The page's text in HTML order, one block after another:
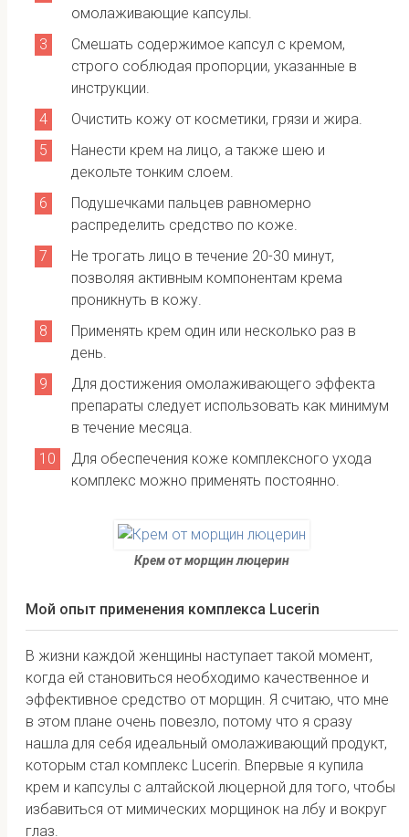
омолаживающие капсулы.
Смешать содержимое капсул с кремом,
строго соблюдая пропорции, указанные в
инструкции.
Очистить кожу от косметики, грязи и жира.
Нанести крем на лицо, а также шею и
декольте тонким слоем.
Подушечками пальцев равномерно
распределить средство по коже.
Не трогать лицо в течение 20-30 минут,
позволяя активным компонентам крема
проникнуть в кожу.
Применять крем один или несколько раз в
день.
Для достижения омолаживающего эффекта
препараты следует использовать как минимум
в течение месяца.
Для обеспечения коже комплексного ухода
комплекс можно применять постоянно.
Крем от морщин люцерин
Мой опыт применения комплекса Lucerin
В жизни каждой женщины наступает такой момент,
когда ей становиться необходимо качественное и
эффективное средство от морщин. Я считаю, что мне
в этом плане очень повезло, потому что я сразу
нашла для себя идеальный омолаживающий продукт,
которым стал комплекс Lucerin. Впервые я купила
крем и капсулы с алтайской люцерной для того, чтобы
избавиться от мимических морщинок на лбу и вокруг
глаз.